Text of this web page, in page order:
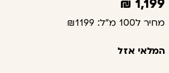
1,199
₪
מחיר ל100 מ"ל: ₪1199
המלאי אזל